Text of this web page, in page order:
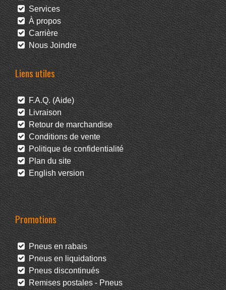
Services
À propos
Carrière
Nous Joindre
Liens utiles
F.A.Q. (Aide)
Livraison
Retour de marchandise
Conditions de vente
Politique de confidentialité
Plan du site
English version
Promotions
Pneus en rabais
Pneus en liquidations
Pneus discontinués
Remises postales - Pneus